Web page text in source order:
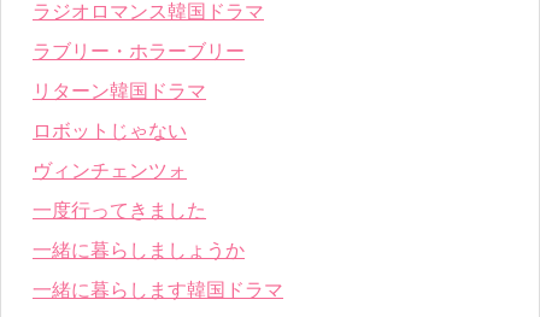
ラジオロマンス韓国ドラマ
ラブリー・ホラーブリー
リターン韓国ドラマ
ロボットじゃない
ヴィンチェンツォ
一度行ってきました
一緒に暮らしましょうか
一緒に暮らします韓国ドラマ